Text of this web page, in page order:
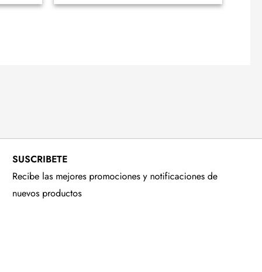
SUSCRIBETE
Recibe las mejores promociones y notificaciones de
nuevos productos